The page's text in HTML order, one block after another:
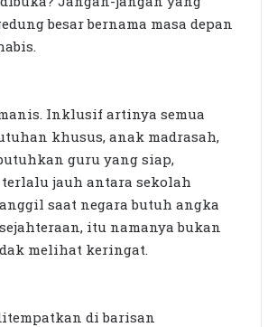
besar bernama masa depan
Inklusif artinya semua
khusus, anak madrasah,
guru yang siap,
jauh antara sekolah
saat negara butuh angka
itu namanya bukan
melihat keringat.
di barisan